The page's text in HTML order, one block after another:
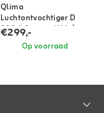
Qlima
Luchtontvochtiger D
820 A Smart + Wifi (tot
130 m³)
€299,-
Op voorraad